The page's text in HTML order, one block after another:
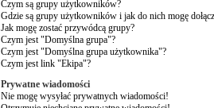
Czym są grupy użytkowników?
Gdzie są grupy użytkowników i jak do nich mogę
Jak mogę zostać przywódcą grupy?
Czym jest "Domyślna grupa"?
Czym jest "Domyślna grupa użytkownika"?
Czym jest link "Ekipa"?
Prywatne wiadomości
Nie mogę wysyłać prywatnych wiadomości!